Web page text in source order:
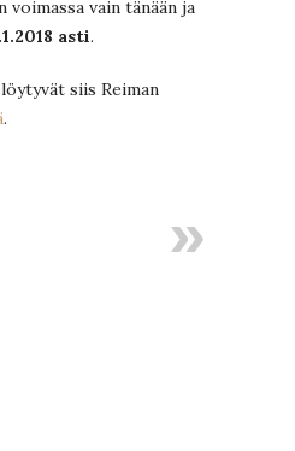
vain tänään ja
asti.
siis Reiman
.